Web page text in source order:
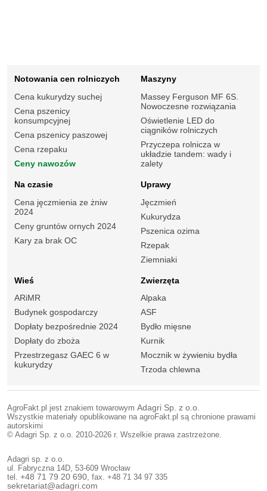
Notowania cen rolniczych
Cena kukurydzy suchej
Cena pszenicy
konsumpcyjnej
Cena pszenicy paszowej
Cena rzepaku
Ceny nawozów
Maszyny
Massey Ferguson MF 6S.
Nowoczesne rozwiązania
Oświetlenie LED do
ciągników rolniczych
Przyczepa rolnicza w
układzie tandem: wady i
zalety
Na czasie
Cena jęczmienia ze żniw
2024
Ceny gruntów ornych 2024
Kary za brak OC
Uprawy
Jęczmień
Kukurydza
Pszenica ozima
Rzepak
Ziemniaki
Wieś
ARiMR
Budynek gospodarczy
Dopłaty bezpośrednie 2024
Dopłaty do zboża
Przestrzegasz GAEC 6 w
kukurydzy
Zwierzęta
Alpaka
ASF
Bydło mięsne
Kurnik
Mocznik w żywieniu bydła
Trzoda chlewna
AgroFakt.pl jest znakiem towarowym Adagri Sp. z o.o.
Wszystkie materiały opublikowane na agroFakt.pl są chronione prawami
autorskimi
© Adagri Sp. z o.o. 2010-2026 r. Wszelkie prawa zastrzeżone.
Adagri sp. z o.o.
ul. Fabryczna 14D, 53-609 Wrocław
tel. +48 71 79 20 690 , fax. +48 71 34 97 335
sekretariat@adagri.com